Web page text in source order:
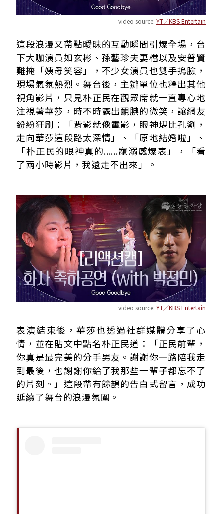
video source: YT／KBS Entertain
這段浪漫又帶點曖昧的互動瞬間引爆全場，台
下大咖演員如玄彬、孫藝珍夫妻檔以及安普賢
難掩「姨母笑容」，不少女演員也雙手摀臉，
現場氣氛熱烈。舞台後，主辦單位也釋出其他
視角影片，只見朴正民在觀眾席就一直專心地
注視著華莎，時不時露出靦腆的微笑，讓網友
紛紛狂刷：「背影就像電影，眼神堪比孔劉，
走向華莎這段路太深情」、「原地結婚啦」、
「朴正民的眼神真的......寵溺感爆表」，「看
了兩小時影片，我還走不出來」。
video source: YT／KBS Entertain
表演結束後，華莎也透過社群媒體分享了心
情，並在貼文中點名朴正民道：「正民前輩，
你真是最完美的分手男友。謝謝你一路陪我走
到最後，也謝謝你給了我那些一輩子都忘不了
的片刻。」這段帶有餘韻的告白式留言，成功
延續了舞台的浪漫氛圍。